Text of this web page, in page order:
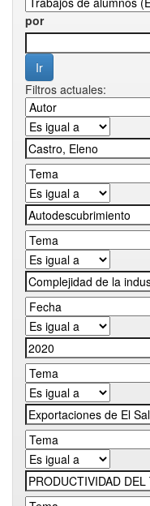
por
Filtros actuales: